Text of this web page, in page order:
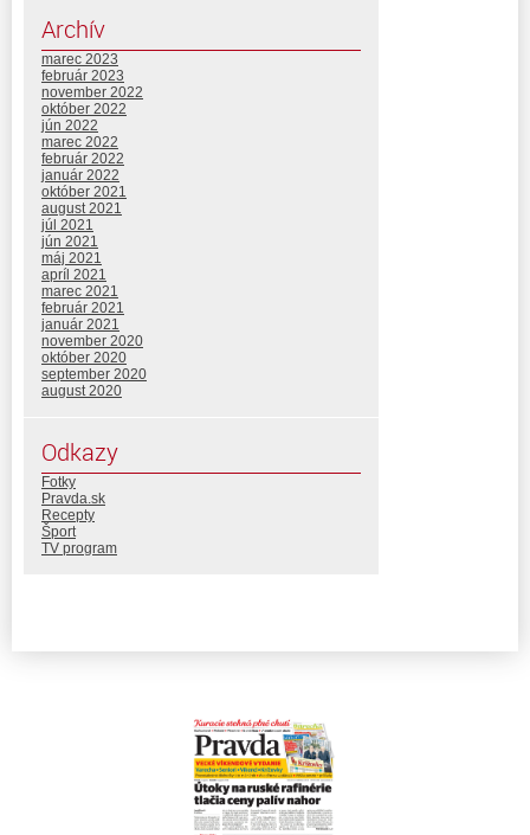
Archív
marec 2023
február 2023
november 2022
október 2022
jún 2022
marec 2022
február 2022
január 2022
október 2021
august 2021
júl 2021
jún 2021
máj 2021
apríl 2021
marec 2021
február 2021
január 2021
november 2020
október 2020
september 2020
august 2020
Odkazy
Fotky
Pravda.sk
Recepty
Šport
TV program